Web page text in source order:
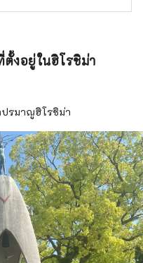
งอยู่ในฮิโรชิม่า
รมาณูฮิโรชิม่า